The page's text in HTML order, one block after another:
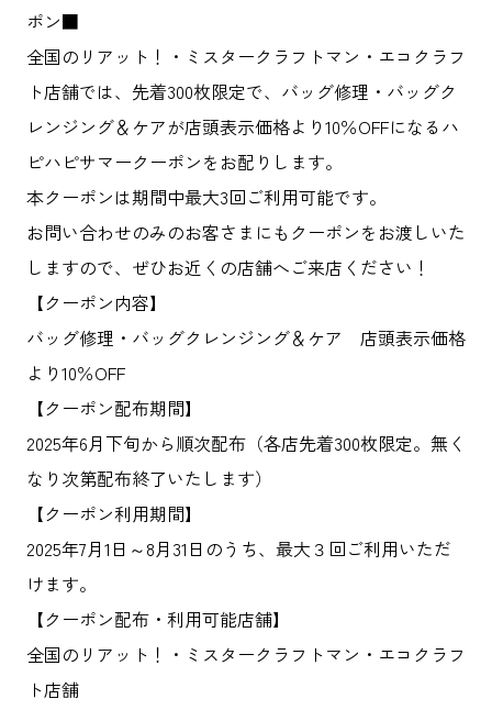
ポン■
全国のリアット！・ミスタークラフトマン・エコクラフ
ト店舗では、先着300枚限定で、バッグ修理・バッグク
レンジング＆ケアが店頭表示価格より10％OFFになるハ
ピハピサマークーポンをお配りします。
本クーポンは期間中最大3回ご利用可能です。
お問い合わせのみのお客さまにもクーポンをお渡しいた
しますので、ぜひお近くの店舗へご来店ください！
【クーポン内容】
バッグ修理・バッグクレンジング＆ケア 店頭表示価格
より10％OFF
【クーポン配布期間】
2025年6月下旬から順次配布（各店先着300枚限定。無く
なり次第配布終了いたします）
【クーポン利用期間】
2025年7月1日～8月31日のうち、最大３回ご利用いただ
けます。
【クーポン配布・利用可能店舗】
全国のリアット！・ミスタークラフトマン・エコクラフ
ト店舗